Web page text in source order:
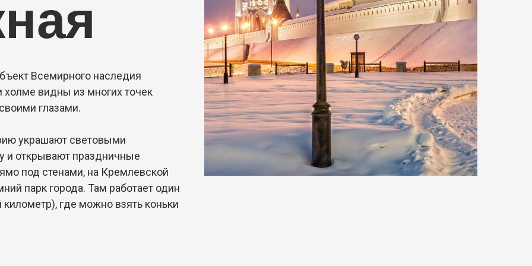
Всемирного наследия
видны из многих точек
глазами.
украшают световыми
и открывают праздничные
под стенами, на Кремлевской
парк города. Там работает один
где можно взять коньки